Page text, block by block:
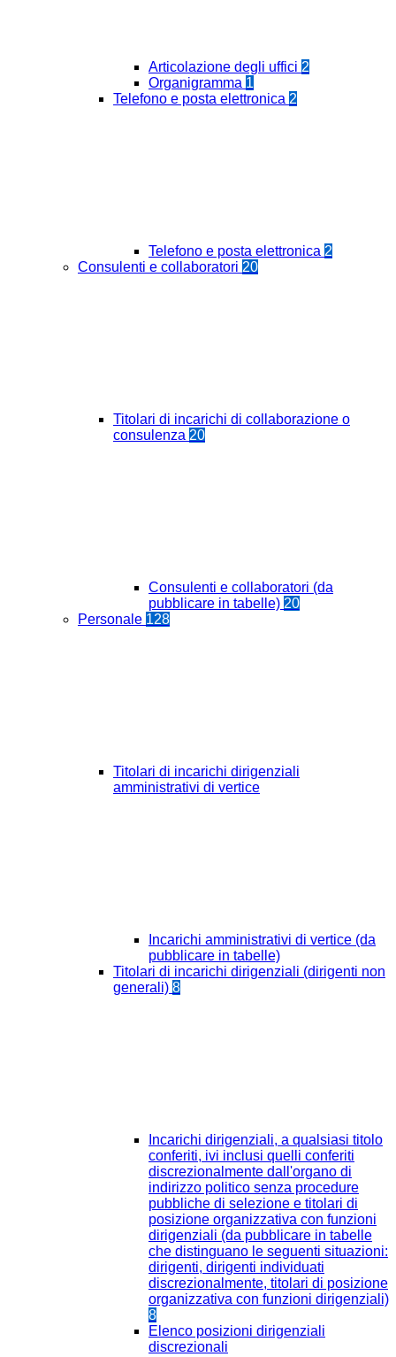
Articolazione degli uffici 2
Organigramma 1
Telefono e posta elettronica 2
Telefono e posta elettronica 2
Consulenti e collaboratori 20
Titolari di incarichi di collaborazione o
consulenza 20
Consulenti e collaboratori (da
pubblicare in tabelle) 20
Personale 128
Titolari di incarichi dirigenziali
amministrativi di vertice
Incarichi amministrativi di vertice (da
pubblicare in tabelle)
Titolari di incarichi dirigenziali (dirigenti non
generali) 8
Incarichi dirigenziali, a qualsiasi titolo
conferiti, ivi inclusi quelli conferiti
discrezionalmente dall'organo di
indirizzo politico senza procedure
pubbliche di selezione e titolari di
posizione organizzativa con funzioni
dirigenziali (da pubblicare in tabelle
che distinguano le seguenti situazioni:
dirigenti, dirigenti individuati
discrezionalmente, titolari di posizione
organizzativa con funzioni dirigenziali)
8
Elenco posizioni dirigenziali
discrezionali